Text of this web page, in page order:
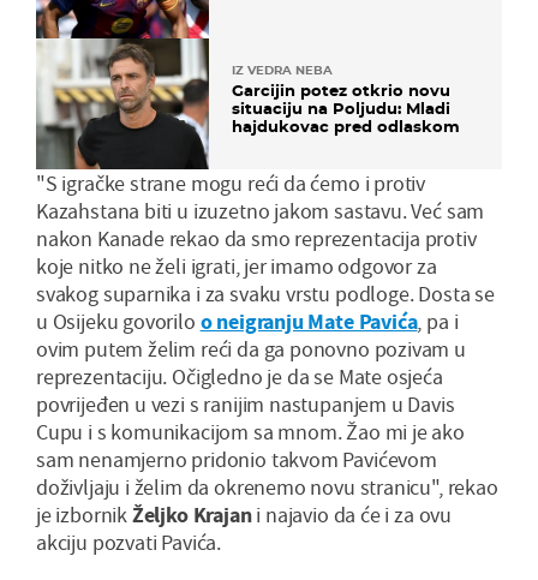
IZ VEDRA NEBA
Garcijin potez otkrio novu
situaciju na Poljudu: Mladi
hajdukovac pred odlaskom
"S igračke strane mogu reći da ćemo i protiv
Kazahstana biti u izuzetno jakom sastavu. Već sam
nakon Kanade rekao da smo reprezentacija protiv
koje nitko ne želi igrati, jer imamo odgovor za
svakog suparnika i za svaku vrstu podloge. Dosta se
u Osijeku govorilo o neigranju Mate Pavića, pa i
ovim putem želim reći da ga ponovno pozivam u
reprezentaciju. Očigledno je da se Mate osjeća
povrijeđen u vezi s ranijim nastupanjem u Davis
Cupu i s komunikacijom sa mnom. Žao mi je ako
sam nenamjerno pridonio takvom Pavićevom
doživljaju i želim da okrenemo novu stranicu", rekao
je izbornikŽeljko Krajani najavio da će i za ovu
akciju pozvati Pavića.